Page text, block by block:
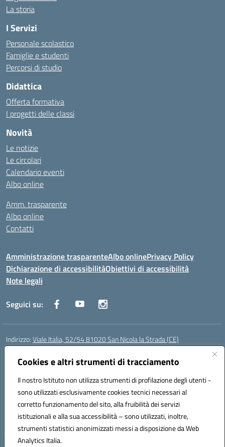
Cookies e altri strumenti di tracciamento
Il nostro Istituto non utilizza strumenti di profilazione degli utenti -
sono utilizzati esclusivamente cookies tecnici necessari al
corretto funzionamento del sito, alla fruibilità dei servizi
istituzionali e alla sua accessibilità – sono utilizzati, inoltre,
strumenti statistici anonimizzati messi a disposizione da Web
Analytics Italia.
La storia
I Servizi
Personale scolastico
Famiglie e studenti
Percorsi di studio
Didattica
Offerta formativa
I progetti delle classi
Novità
Le notizie
Le circolari
Calendario eventi
Albo online
Amm. trasparente
Albo online
Contatti
Amministrazione trasparenteAlbo onlinePrivacy Policy
Dichiarazione di accessibilitàObiettivi di accessibilità
Note legali
Seguici su:
Indirizzo:Viale Italia, 52/54 81020 San Nicola la Strada (CE)
Centralino:
Posta elettronica certificata (PEC):ceic86700d@pec.istruzione.it
Codice fiscale: 93081990611
Codice meccanografico:CEIC86700D
Codice Indice delle Pubbliche Amministrazioni (IPA): istsc_ceic86700d
Codice unico di fatturazione (CUF): XLWGV9